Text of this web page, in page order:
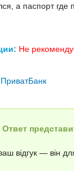
а паспорт
Не
ПриватБанк
Ответ
відгук — він